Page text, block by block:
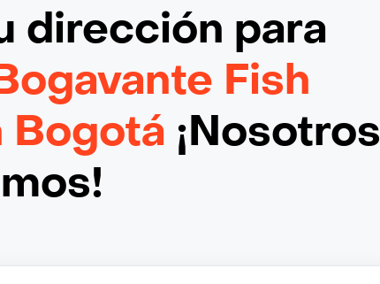
dirección para
Fish
Bogotá ¡Nosotros